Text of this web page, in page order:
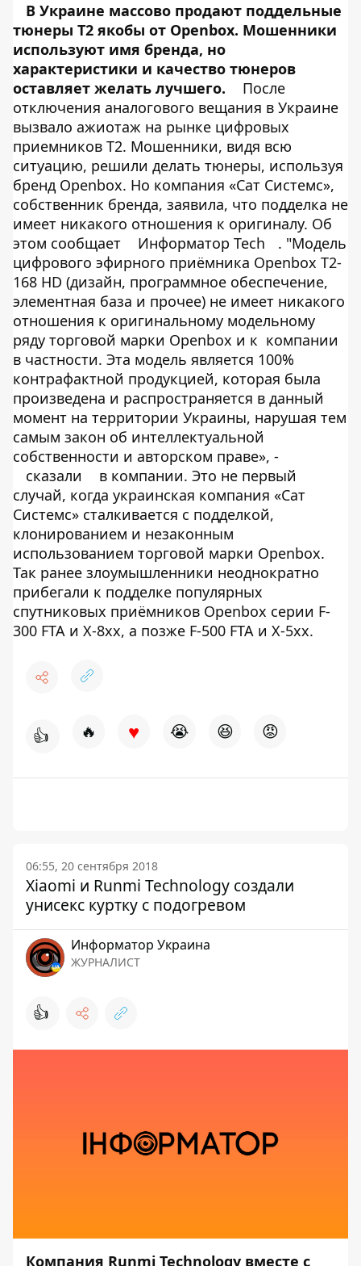
В Украине массово продают поддельные
тюнеры Т2 якобы от Openbox. Мошенники
используют имя бренда, но
характеристики и качество тюнеров
оставляет желать лучшего.
После
отключения аналогового вещания в Украине
вызвало ажиотаж на рынке цифровых
приемников Т2. Мошенники, видя всю
ситуацию, решили делать тюнеры, используя
бренд Openbox. Но компания «Сат Системс»,
собственник бренда, заявила, что подделка не
имеет никакого отношения к оригиналу. Об
этом сообщает
Информатор Tech
. "Модель
цифрового эфирного приёмника Openbox T2-
168 HD (дизайн, программное обеспечение,
элементная база и прочее) не имеет никакого
отношения к оригинальному модельному
ряду торговой марки Openbox и к компании
в частности. Эта модель является 100%
контрафактной продукцией, которая была
произведена и распространяется в данный
момент на территории Украины, нарушая тем
самым закон об интеллектуальной
собственности и авторском праве», -
сказали
в компании. Это не первый
случай, когда украинская компания «Сат
Системс» сталкивается с подделкой,
клонированием и незаконным
использованием торговой марки Openbox.
Так ранее злоумышленники неоднократно
прибегали к подделке популярных
спутниковых приёмников Openbox серии F-
300 FTA и X-8xx, а позже F-500 FTA и X-5xx.
👍 🔥 ♥ 😭 😆 😡
06:55, 20 сентября 2018
Xiaomi и Runmi Technology создали
унисекс куртку с подогревом
Информатор Украина
ЖУРНАЛИСТ
👍
Компания Runmi Technology вместе с